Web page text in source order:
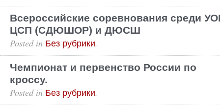
Всероссийские соревнования среди
ЦСП (СДЮШОР) и ДЮСШ
Posted in Без рубрики.
Чемпионат и первенство России по
кроссу.
Posted in Без рубрики.